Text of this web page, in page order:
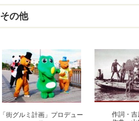
その他
「街グルミ計画」プロデュー
作詞・吉